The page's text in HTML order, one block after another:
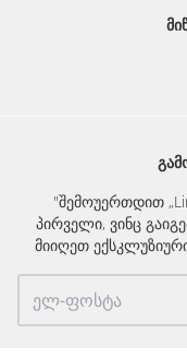
"შემოუერთდით
პირველი, ვინც
მიიღეთ